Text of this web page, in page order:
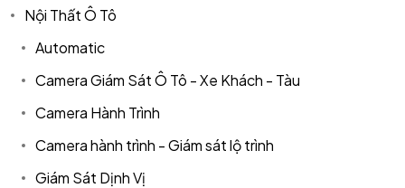
Nội Thất Ô Tô
Automatic
Camera Giám Sát Ô Tô - Xe Khách - Tàu
Camera Hành Trình
Camera hành trình - Giám sát lộ trình
Giám Sát Dịnh Vị